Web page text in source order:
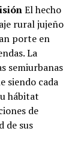
a los
la
la
El hecho
rural jujeño
porte en
La
semiurbanas
siendo cada
hábitat
de
de sus